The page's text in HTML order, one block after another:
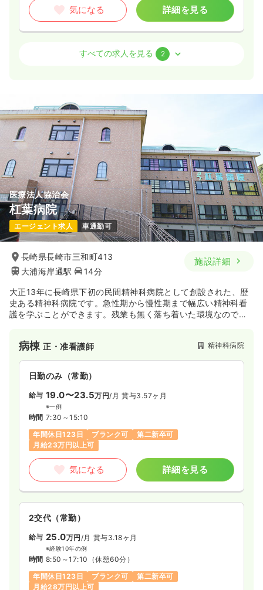
気になる 詳細を見る
正看護師
時間 8:30～17:30
土日祝休み
第二新卒可
気になる 詳細を見る
日勤のみ（パート） 一時募集休止
給与 お問い合わせください
時間 8:30～17:30
気になる
すべての求人を見る 2
医療法人協治会
杠葉病院
エージェント求人 車通勤可
長崎県長崎市三和町413
大浦海岸通駅
14分
施設詳細
大正13年に長崎県下初の民間精神科病院として創設された、歴
史ある精神科病院です。急性期から慢性期まで幅広い精神科看
護を学ぶことができます。残業も無く落ち着いた環境なので、
病棟正・准看護師 精神科病院
日勤のみ（常勤）
給与 19.0〜23.5万円/月 賞与3.57ヶ月
※一例
時間 7:30～15:10
年間休日123日
ブランク可
第二新卒可
月給23万円以上可
気になる 詳細を見る
2交代（常勤）
給与 25.0万円 /月 賞与3.18ヶ月
※経験10年の例
時間 8:50～17:10 （休憩60分）
年間休日123日
ブランク可
第二新卒可
月給28万円以上可